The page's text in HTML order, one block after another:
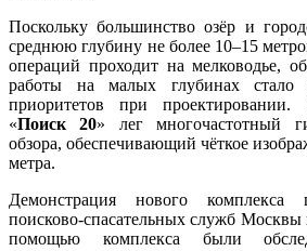
Поскольку большинство озёр и
среднюю глубину не более 10–15
операций проходит на мелководье,
работы на малых глубинах
приоритетов при
«Поиск 20» лег многочастотный
обзора, обеспечивающий чёткое
метра.
Демонстрация нового комплекса
поисково-спасательных служб
помощью комплекса были